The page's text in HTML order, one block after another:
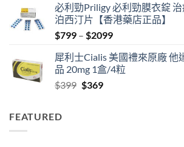
was:
$500.
is:
$450.
必利勁Priligy 必利勁膜衣錠
泊西汀片【香港藥店正品】
$799 – $2099Price
$799
through
犀利士Cialis 美國禮來原廠 他
品 20mg 1盒/4粒
$399 Original
$369Current
FEATURED